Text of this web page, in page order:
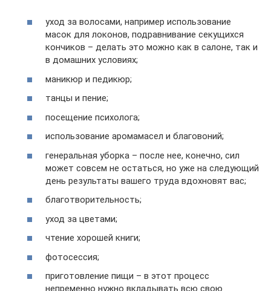
уход за волосами, например использование
масок для локонов, подравнивание секущихся
кончиков – делать это можно как в салоне, так и
в домашних условиях;
маникюр и педикюр;
танцы и пение;
посещение психолога;
использование аромамасел и благовоний;
генеральная уборка – после нее, конечно, сил
может совсем не остаться, но уже на следующий
день результаты вашего труда вдохновят вас;
благотворительность;
уход за цветами;
чтение хорошей книги;
фотосессия;
приготовление пищи – в этот процесс
непременно нужно вкладывать всю свою